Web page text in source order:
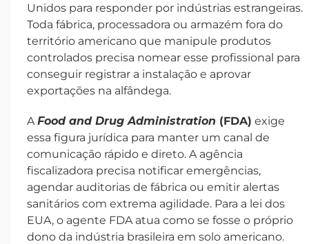
Unidos para responder por indústrias estrangeiras.
Toda fábrica, processadora ou armazém fora do
território americano que manipule produtos
controlados precisa nomear esse profissional para
conseguir registrar a instalação e aprovar
exportações na alfândega.
AFood and Drug Administration (FDA) exige
essa figura jurídica para manter um canal de
comunicação rápido e direto. A agência
fiscalizadora precisa notificar emergências,
agendar auditorias de fábrica ou emitir alertas
sanitários com extrema agilidade. Para a lei dos
EUA, o agente FDA atua como se fosse o próprio
dono da indústria brasileira em solo americano.